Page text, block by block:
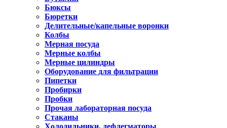
Бюксы
Бюретки
Делительные/капельные воронки
Колбы
Мерная посуда
Мерные колбы
Мерные цилиндры
Оборудование для фильтрации
Пипетки
Пробирки
Пробки
Прочая лабораторная посуда
Стаканы
Холодильники, дефлегматоры